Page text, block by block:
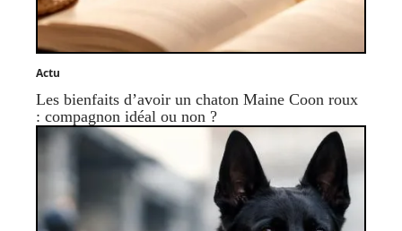
Actu
Les bienfaits d’avoir un chaton Maine Coon roux
: compagnon idéal ou non ?